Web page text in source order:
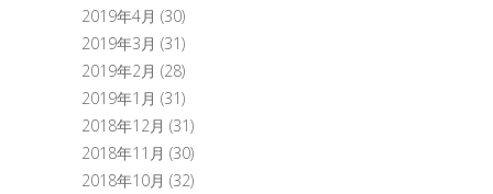
2019年4月 (30)
2019年3月 (31)
2019年2月 (28)
2019年1月 (31)
2018年12月 (31)
2018年11月 (30)
2018年10月 (32)